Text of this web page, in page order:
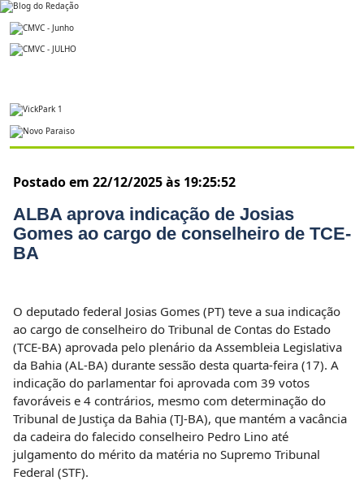
Postado em 22/12/2025 às 19:25:52
ALBA aprova indicação de Josias
Gomes ao cargo de conselheiro de TCE-
BA
O deputado federal Josias Gomes (PT) teve a sua indicação
ao cargo de conselheiro do Tribunal de Contas do Estado
(TCE-BA) aprovada pelo plenário da Assembleia Legislativa
da Bahia (AL-BA) durante sessão desta quarta-feira (17). A
indicação do parlamentar foi aprovada com 39 votos
favoráveis e 4 contrários, mesmo com determinação do
Tribunal de Justiça da Bahia (TJ-BA), que mantém a vacância
da cadeira do falecido conselheiro Pedro Lino até
julgamento do mérito da matéria no Supremo Tribunal
Federal (STF).